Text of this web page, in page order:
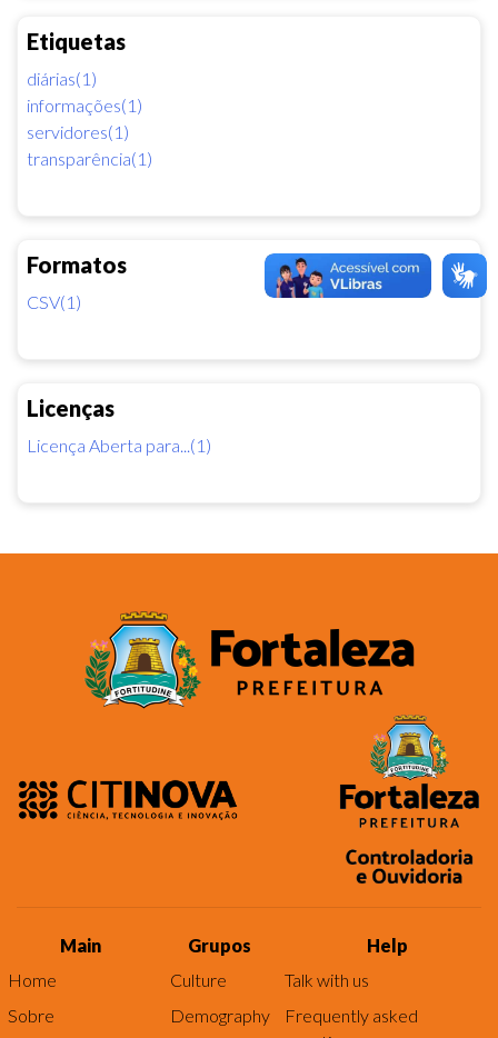
Etiquetas
diárias(1)
informações(1)
servidores(1)
transparência(1)
Formatos
CSV(1)
Licenças
Licença Aberta para...(1)
Main
Home
Sobre
Grupos
Culture
Demography
Help
Talk with us
Frequently asked